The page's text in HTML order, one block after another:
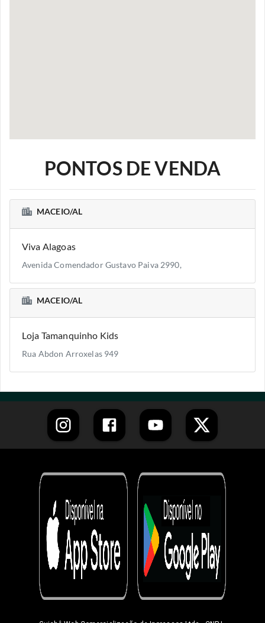
PONTOS DE VENDA
MACEIO/AL
Viva Alagoas
Avenida Comendador Gustavo Paiva 2990,
MACEIO/AL
Loja Tamanquinho Kids
Rua Abdon Arroxelas 949